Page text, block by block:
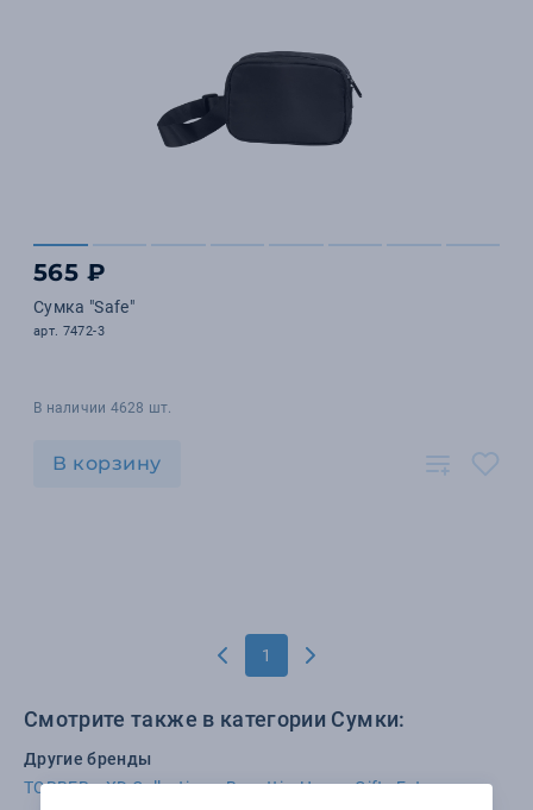
565 ₽
Сумка "Safe"
арт. 7472-3
В наличии 4628 шт.
В корзину
1
Смотрите также в категории Сумки:
Другие бренды
TORBER
XD Collection Bugatti
Happy Gifts Extra